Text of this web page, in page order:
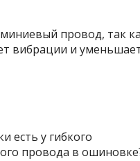
провод, так
вибрации и
есть у гибкого
провода в